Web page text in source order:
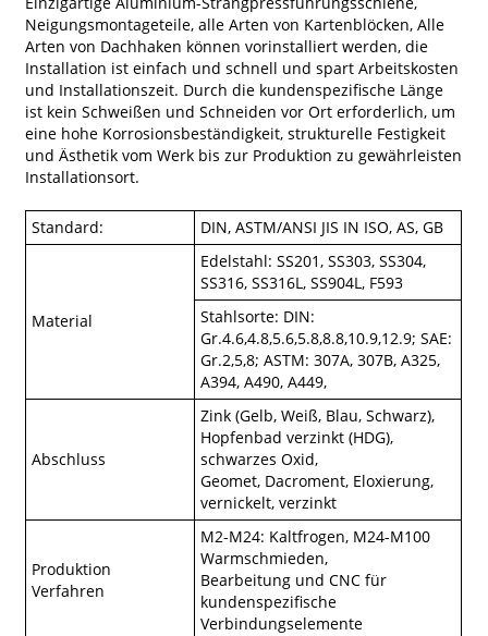
Neigungsmontageteile, alle Arten von Kartenblöcken, Alle
Arten von Dachhaken können vorinstalliert werden, die
Installation ist einfach und schnell und spart Arbeitskosten
und Installationszeit. Durch die kundenspezifische Länge
ist kein Schweißen und Schneiden vor Ort erforderlich, um
eine hohe Korrosionsbeständigkeit, strukturelle Festigkeit
und Ästhetik vom Werk bis zur Produktion zu gewährleisten
Installationsort.
Standard: DIN, ASTM/ANSI JIS IN ISO, AS, GB
Material
Edelstahl: SS201, SS303, SS304,
SS316, SS316L, SS904L, F593
Stahlsorte: DIN:
Gr.4.6,4.8,5.6,5.8,8.8,10.9,12.9; SAE:
Gr.2,5,8; ASTM: 307A, 307B, A325,
A394, A490, A449,
Abschluss
Zink (Gelb, Weiß, Blau, Schwarz),
Hopfenbad verzinkt (HDG),
schwarzes Oxid,
Geomet, Dacroment, Eloxierung,
vernickelt, verzinkt
Produktion
Verfahren
M2-M24: Kaltfrogen, M24-M100
Warmschmieden,
Bearbeitung und CNC für
kundenspezifische
Verbindungselemente